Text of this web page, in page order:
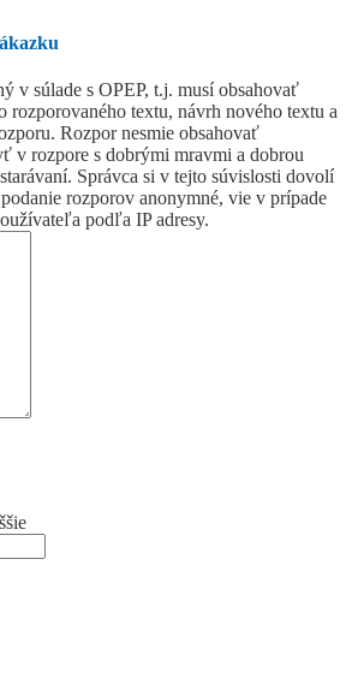
v súlade s OPEP, t.j. musí obsahovať
rozporovaného textu, návrh nového textu a
Rozpor nesmie obsahovať
v rozpore s dobrými mravmi a dobrou
Správca si v tejto súvislosti dovolí
rozporov anonymné, vie v prípade
podľa IP adresy.